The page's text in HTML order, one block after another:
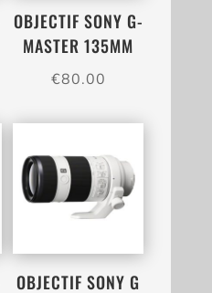
OBJECTIF SONY G-
MASTER 135MM
€80.00
OBJECTIF SONY G